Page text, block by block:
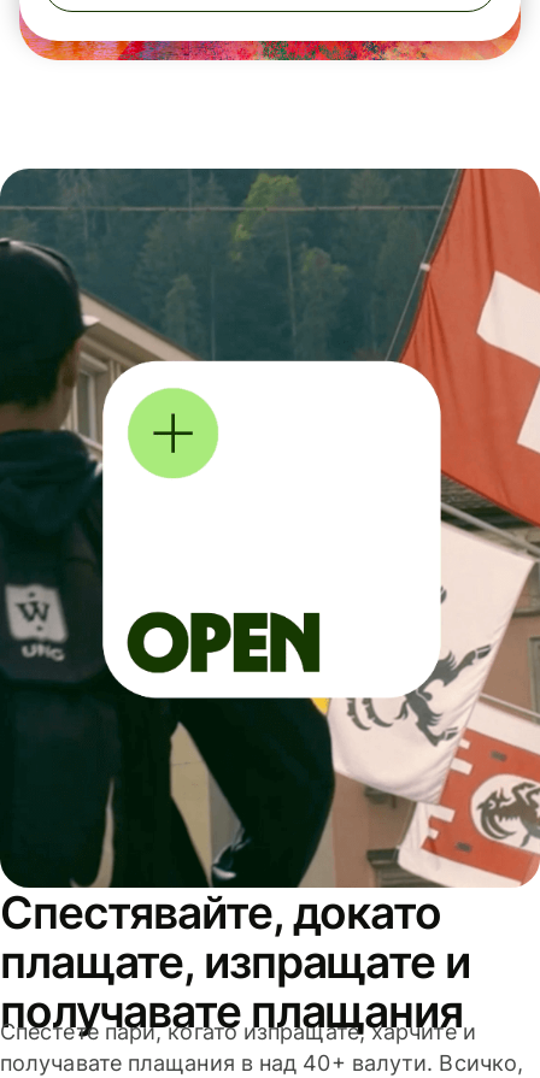
Спестявайте, докато
плащате, изпращате и
получавате плащания
Спестете пари, когато изпращате, харчите и
получавате плащания в над 40+ валути. Всичко,